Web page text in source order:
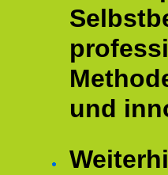
und